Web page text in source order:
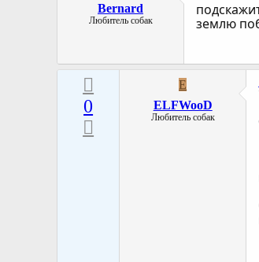
Bernard
Любитель собак
землю
0
E
ELFWooD
Любитель собак